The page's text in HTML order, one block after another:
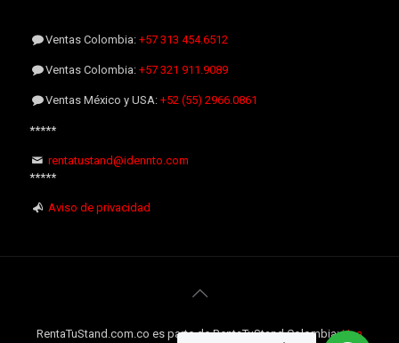
Ventas Colombia:+57 313 454.6512
Ventas Colombia:+57 321 911.9089
Ventas México y USA:+52 (55) 2966.0861
*****
rentatustand@idennto.com
*****
Aviso de privacidad
RentaTuStand.com.co es parte de RentaTuStand Colombia:Una